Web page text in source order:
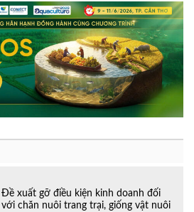
Đề xuất gỡ điều kiện kinh doanh đối
với chăn nuôi trang trại, giống vật nuôi